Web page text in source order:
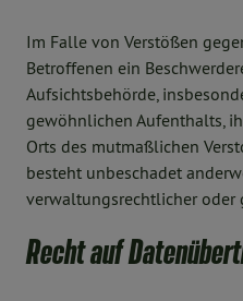
Im Falle von Verstößen
Betroffenen ein
Aufsichtsbehörde,
gewöhnlichen Aufenthalts,
Orts des mutmaßlichen
besteht unbeschadet
verwaltungsrechtlicher oder
Recht auf